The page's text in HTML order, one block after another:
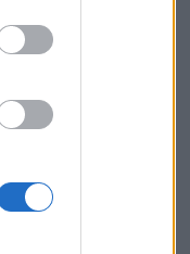
της
στην
και